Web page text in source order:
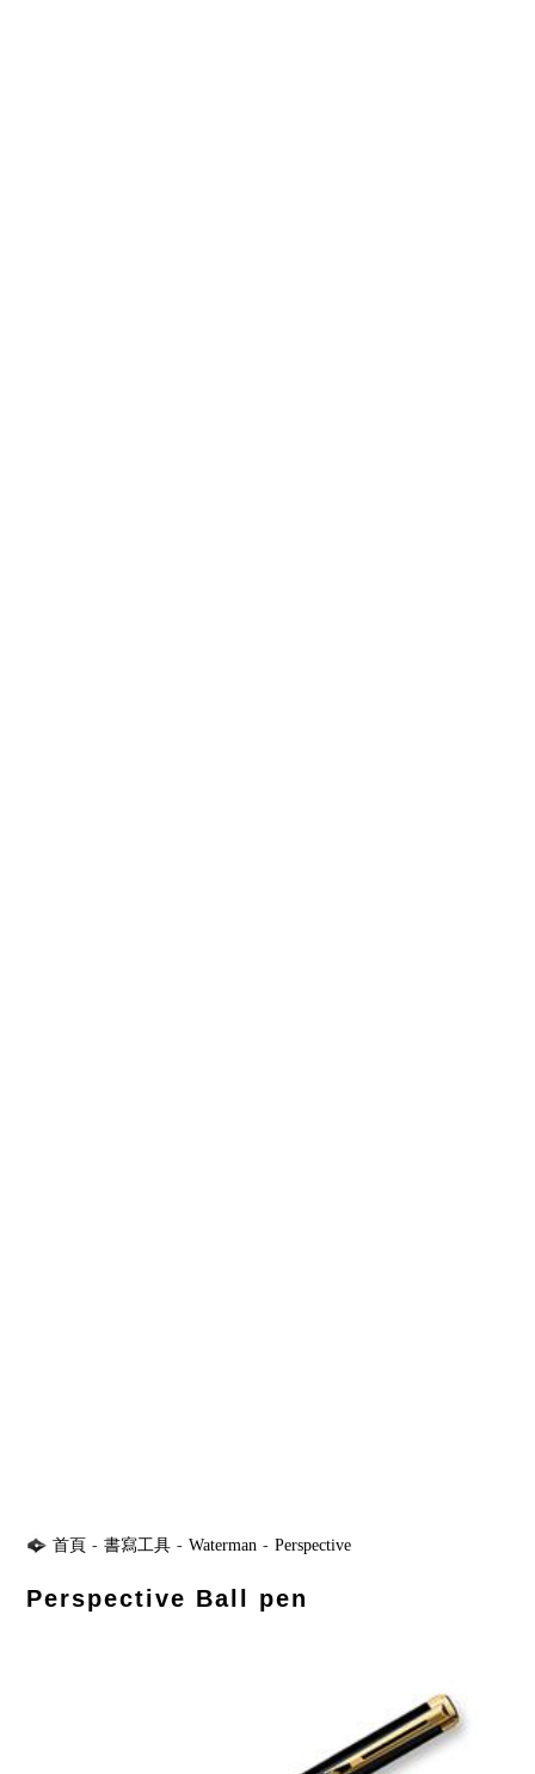
首頁 - 書寫工具 - Waterman - Perspective
Perspective Ball pen